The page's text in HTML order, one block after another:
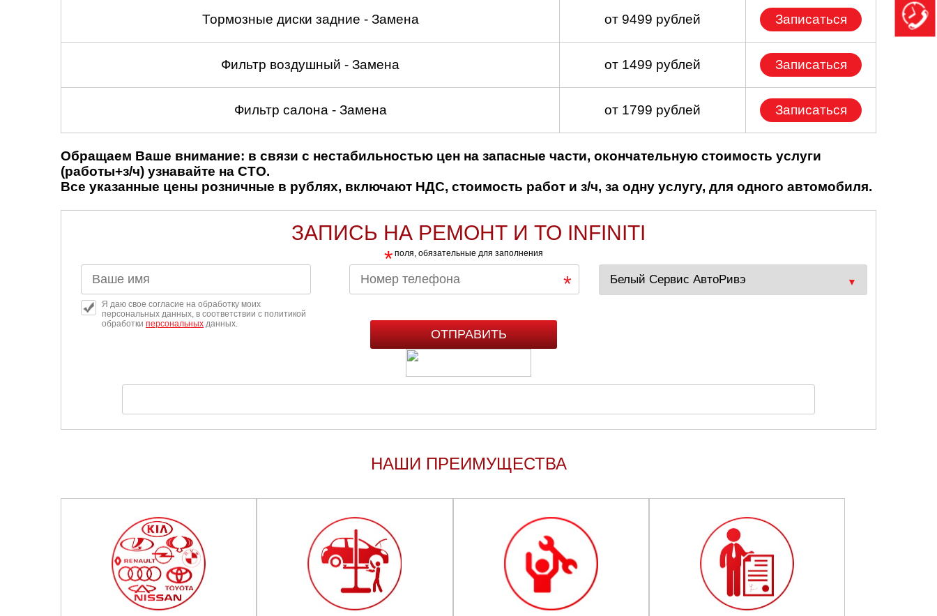
Тормозные диски задние - Замена от 9499 рублей Записаться
Фильтр воздушный - Замена от 1499 рублей Записаться
Фильтр салона - Замена от 1799 рублей Записаться
Обращаем Ваше внимание: в связи с нестабильностью цен на запасные части, окончательную стоимость услуги
(работы+з/ч) узнавайте на СТО.
Все указанные цены розничные в рублях, включают НДС, стоимость работ и з/ч, за одну услугу, для одного автомобиля.
ЗАПИСЬ НА РЕМОНТ И ТО INFINITI
* поля, обязательные для заполнения
Я даю свое согласие на обработку моих
персональных данных, в соответствии с политикой
обработки персональных данных.
НАШИ ПРЕИМУЩЕСТВА